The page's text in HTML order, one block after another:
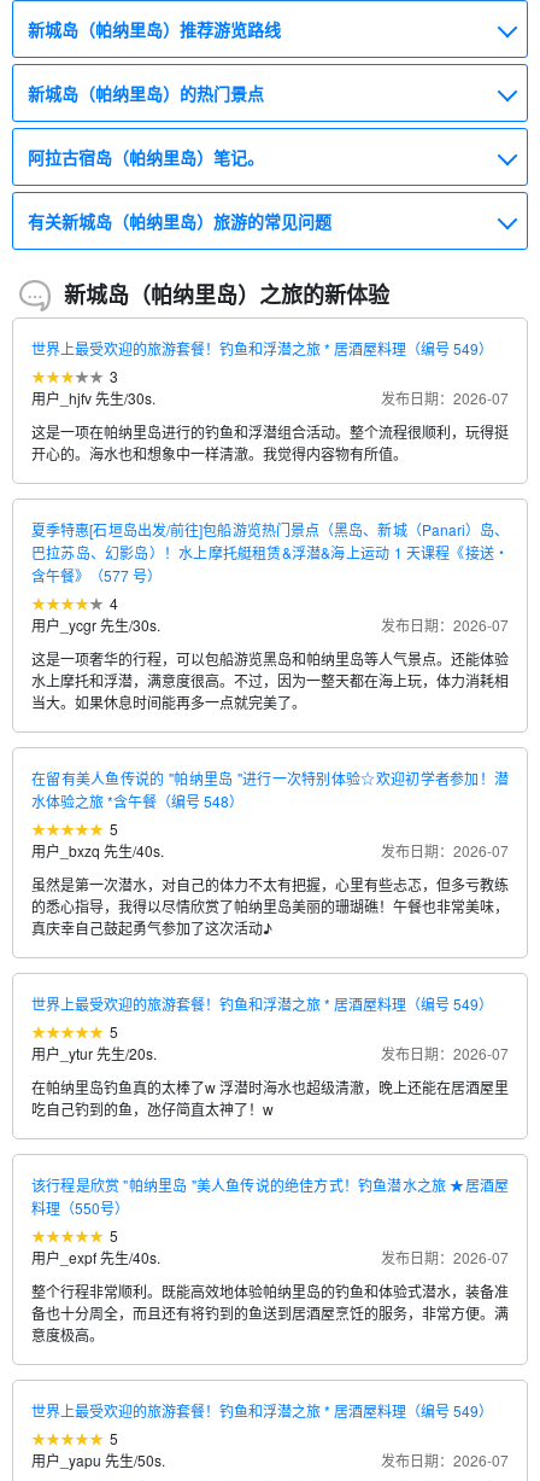
新城岛（帕纳里岛）推荐游览路线
新城岛（帕纳里岛）的热门景点
阿拉古宿岛（帕纳里岛）笔记。
有关新城岛（帕纳里岛）旅游的常见问题
新城岛（帕纳里岛）之旅的新体验
世界上最受欢迎的旅游套餐！钓鱼和浮潜之旅 * 居酒屋料理（编号 549）
3
用户_hjfv 先生/30s.
发布日期：2026-07
这是一项在帕纳里岛进行的钓鱼和浮潜组合活动。整个流程很顺利，玩得挺
开心的。海水也和想象中一样清澈。我觉得内容物有所值。
夏季特惠[石垣岛出发/前往]包船游览热门景点（黑岛、新城（Panari）岛、
巴拉苏岛、幻影岛）！水上摩托艇租赁&浮潜&海上运动 1 天课程《接送・
含午餐》（577 号）
4
用户_ycgr 先生/30s.
发布日期：2026-07
这是一项奢华的行程，可以包船游览黑岛和帕纳里岛等人气景点。还能体验
水上摩托和浮潜，满意度很高。不过，因为一整天都在海上玩，体力消耗相
当大。如果休息时间能再多一点就完美了。
在留有美人鱼传说的 "帕纳里岛 "进行一次特别体验☆欢迎初学者参加！潜
水体验之旅 *含午餐（编号 548）
5
用户_bxzq 先生/40s.
发布日期：2026-07
虽然是第一次潜水，对自己的体力不太有把握，心里有些忐忑，但多亏教练
的悉心指导，我得以尽情欣赏了帕纳里岛美丽的珊瑚礁！午餐也非常美味，
真庆幸自己鼓起勇气参加了这次活动♪
世界上最受欢迎的旅游套餐！钓鱼和浮潜之旅 * 居酒屋料理（编号 549）
5
用户_ytur 先生/20s.
发布日期：2026-07
在帕纳里岛钓鱼真的太棒了w 浮潜时海水也超级清澈，晚上还能在居酒屋里
吃自己钓到的鱼，氹仔简直太神了！w
该行程是欣赏 "帕纳里岛 "美人鱼传说的绝佳方式！钓鱼潜水之旅 ★居酒屋
料理（550号）
5
用户_expf 先生/40s.
发布日期：2026-07
整个行程非常顺利。既能高效地体验帕纳里岛的钓鱼和体验式潜水，装备准
备也十分周全，而且还有将钓到的鱼送到居酒屋烹饪的服务，非常方便。满
意度极高。
世界上最受欢迎的旅游套餐！钓鱼和浮潜之旅 * 居酒屋料理（编号 549）
5
用户_yapu 先生/50s.
发布日期：2026-07